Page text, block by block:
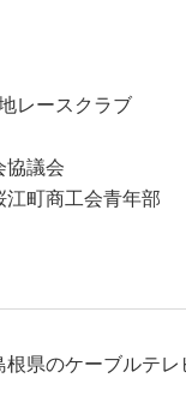
レースクラブ
協議会
町商工会青年部
県のケーブルテレ